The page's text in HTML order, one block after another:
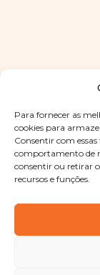
Para fornecer as
cookies para
Consentir com
comportamento de
consentir ou retirar
recursos e funções.
Copyright ©
reservados
Designed by